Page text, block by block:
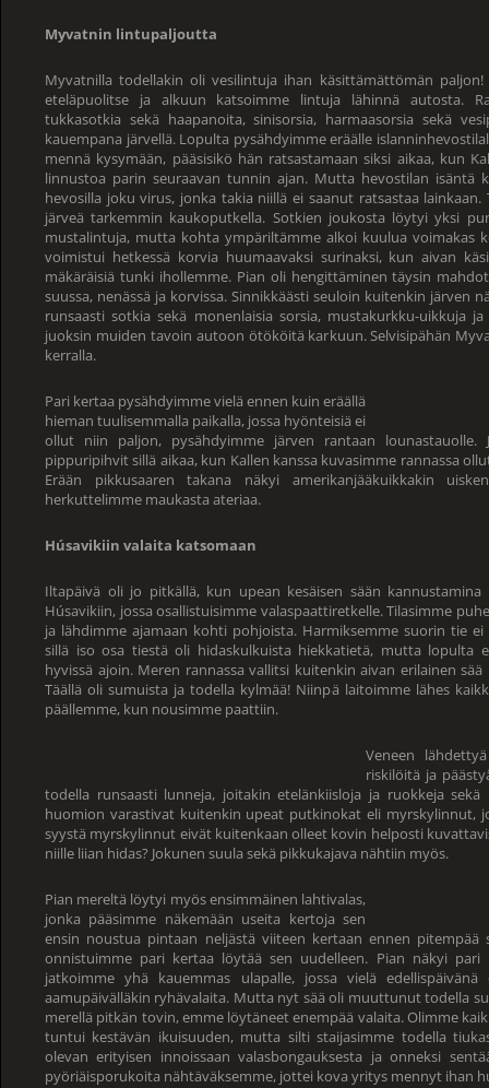
Myvatnin lintupaljoutta
Myvatnilla todellakin oli vesilintuja ihan käsittämättömän
eteläpuolitse ja alkuun katsoimme lintuja lähinnä autosta.
tukkasotkia sekä haapanoita, sinisorsia, harmaasorsia sekä
kauempana järvellä. Lopulta pysähdyimme eräälle
mennä kysymään, pääsisikö hän ratsastamaan siksi aikaa, kun
linnustoa parin seuraavan tunnin ajan. Mutta hevostilan isäntä
hevosilla joku virus, jonka takia niillä ei saanut ratsastaa
järveä tarkemmin kaukoputkella. Sotkien joukosta löytyi yksi
mustalintuja, mutta kohta ympäriltämme alkoi kuulua voimakas
voimistui hetkessä korvia huumaavaksi surinaksi, kun aivan
mäkäräisiä tunki ihollemme. Pian oli hengittäminen täysin
suussa, nenässä ja korvissa. Sinnikkäästi seuloin kuitenkin järven
runsaasti sotkia sekä monenlaisia sorsia, mustakurkku-uikkuja
juoksin muiden tavoin autoon ötököitä karkuun. Selvisipähän
kerralla.
Pari kertaa pysähdyimme vielä ennen kuin eräällä
hieman tuulisemmalla paikalla, jossa hyönteisiä ei
ollut niin paljon, pysähdyimme järven rantaan lounastauolle.
pippuripihvit sillä aikaa, kun Kallen kanssa kuvasimme rannassa
Erään pikkusaaren takana näkyi amerikanjääkuikkakin
herkuttelimme maukasta ateriaa.
Húsavikiin valaita katsomaan
Iltapäivä oli jo pitkällä, kun upean kesäisen sään
Húsavikiin, jossa osallistuisimme valaspaattiretkelle. Tilasimme
ja lähdimme ajamaan kohti pohjoista. Harmiksemme suorin tie
sillä iso osa tiestä oli hidaskulkuista hiekkatietä, mutta lopulta
hyvissä ajoin. Meren rannassa vallitsi kuitenkin aivan erilainen
Täällä oli sumuista ja todella kylmää! Niinpä laitoimme lähes
päällemme, kun nousimme paattiin.
Veneen
riskilöitä ja
todella runsaasti lunneja, joitakin etelänkiisloja ja ruokkeja sekä
huomion varastivat kuitenkin upeat putkinokat eli myrskylinnut,
syystä myrskylinnut eivät kuitenkaan olleet kovin helposti
niille liian hidas? Jokunen suula sekä pikkukajava nähtiin myös.
Pian mereltä löytyi myös ensimmäinen lahtivalas,
jonka pääsimme näkemään useita kertoja sen
ensin noustua pintaan neljästä viiteen kertaan ennen pitempää
onnistuimme pari kertaa löytää sen uudelleen. Pian näkyi pari
jatkoimme yhä kauemmas ulapalle, jossa vielä
aamupäivälläkin ryhävalaita. Mutta nyt sää oli muuttunut todella
merellä pitkän tovin, emme löytäneet enempää valaita. Olimme
tuntui kestävän ikuisuuden, mutta silti staijasimme todella
olevan erityisen innoissaan valasbongauksesta ja onneksi
pyöriäisporukoita nähtäväksemme, jottei kova yritys mennyt ihan